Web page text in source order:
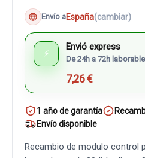
Envío aEspaña(cambiar)
⚡
Envió express
De 24h a 72h
7,26 €
1 año de garantía
Envío disponible
Recambio de modulo control